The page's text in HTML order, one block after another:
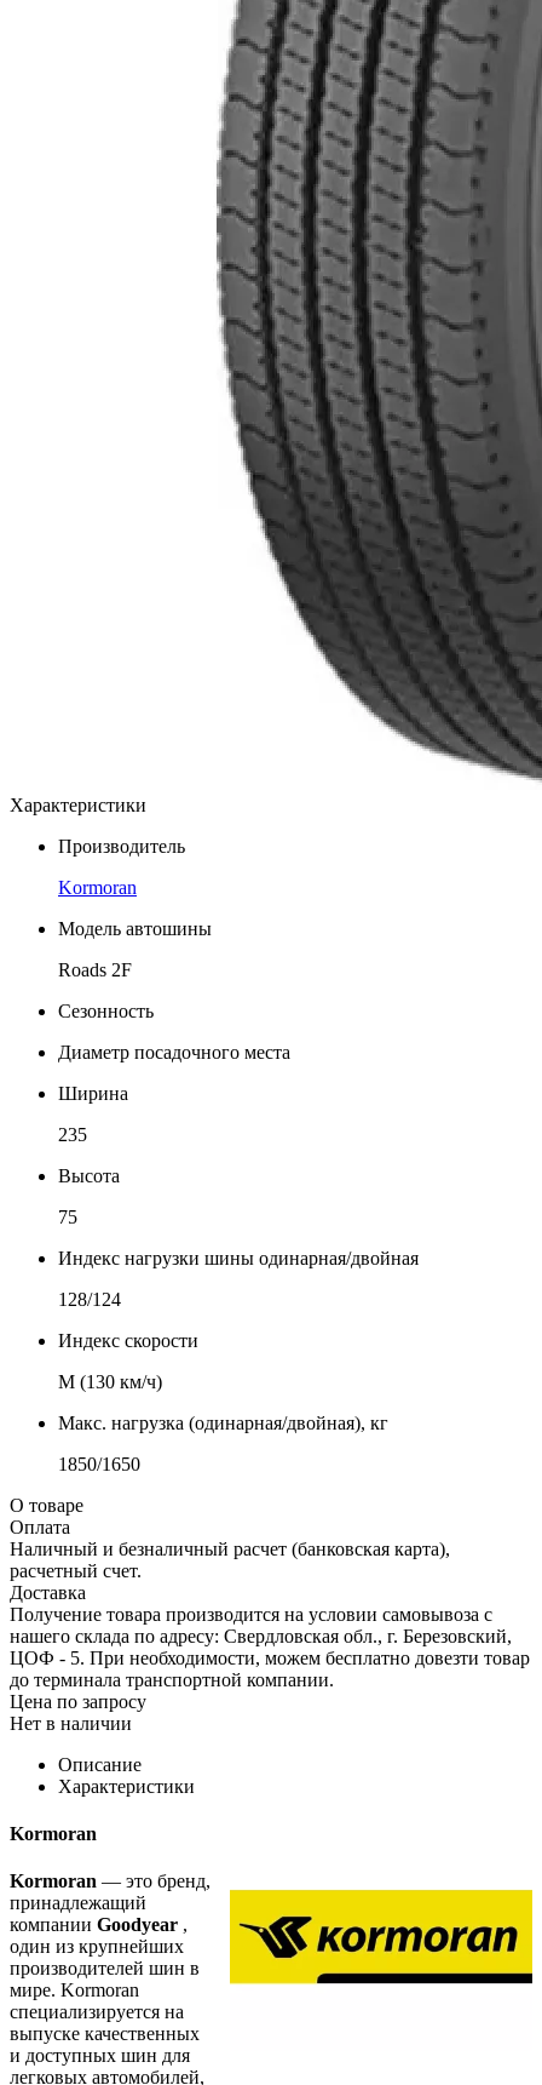
Характеристики
Производитель
Kormoran
Модель автошины
Roads 2F
Сезонность
Диаметр посадочного места
Ширина
235
Высота
75
Индекс нагрузки шины одинарная/двойная
128/124
Индекс скорости
М (130 км/ч)
Макс. нагрузка (одинарная/двойная), кг
1850/1650
О товаре
Оплата
Наличный и безналичный расчет (банковская карта),
расчетный счет.
Доставка
Получение товара производится на условии самовывоза с
нашего склада по адресу: Свердловская обл., г. Березовский,
ЦОФ - 5. При необходимости, можем бесплатно довезти товар
до терминала транспортной компании.
Цена по запросу
Нет в наличии
Описание
Характеристики
Kormoran
Kormoran — это бренд,
принадлежащий
компании Goodyear ,
один из крупнейших
производителей шин в
мире. Kormoran
специализируется на
выпуске качественных
и доступных шин для
легковых автомобилей,